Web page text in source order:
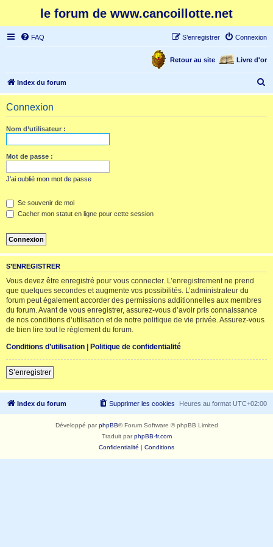
le forum de www.cancoillotte.net
FAQ Connexion
S’enregistrer
Livre d'or
Retour au site
Index du forum
e
Connexion
Nom d’utilisateur :
Mot de passe :
J’ai oublié mon mot de passe
Se souvenir de moi
Cacher mon statut en ligne pour cette session
S’ENREGISTRER
Vous devez être enregistré pour vous connecter. L’enregistrement ne prend
que quelques secondes et augmente vos possibilités. L’administrateur du
forum peut également accorder des permissions additionnelles aux membres
du forum. Avant de vous enregistrer, assurez-vous d’avoir pris connaissance
de nos conditions d’utilisation et de notre politique de vie privée. Assurez-vous
de bien lire tout le règlement du forum.
Conditions d’utilisation | Politique de confidentialité
S’enregistrer
Index du forum Heures au format UTC+02:00
Supprimer les cookies
Développé parphpBB® Forum Software © phpBB Limited
Traduit parphpBB-fr.com
Confidentialité | Conditions